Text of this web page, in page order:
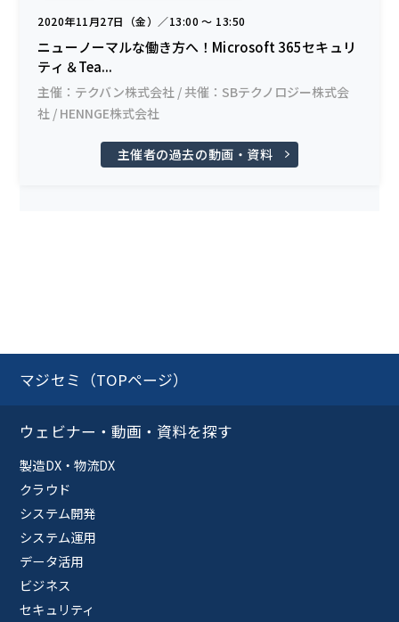
2020年11月27日（金）／13:00 〜 13:50
ニューノーマルな働き方へ！Microsoft 365セキュリ
ティ＆Tea...
主催：テクバン株式会社 / 共催：SBテクノロジー株式会
社 / HENNGE株式会社
主催者の過去の動画・資料
マジセミ（TOPページ）
ウェビナー・動画・資料を探す
製造DX・物流DX
クラウド
システム開発
システム運用
データ活用
ビジネス
セキュリティ